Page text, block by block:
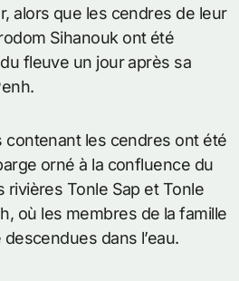
alors que les cendres de leur
Sihanouk ont été
fleuve un jour après sa
contenant les cendres ont été
orné à la confluence du
Tonle Sap et Tonle
où les membres de la famille
dans l’eau.